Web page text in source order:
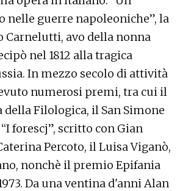
nelle guerre napoleoniche”, la
Carnelutti, avo della nonna
nel 1812 alla tragica
In mezzo secolo di attività
numerosi premi, tra cui il
della Filologica, il San Simone
forescj”, scritto con Gian
Percoto, il Luisa Viganò,
nonchè il premio Epifania
Da una ventina d'anni Alan